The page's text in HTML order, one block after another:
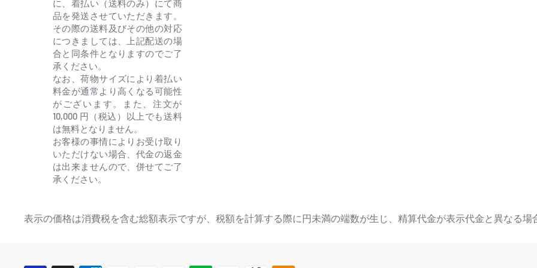
・2024年開催予定 Abyssmare出演イベント先行抽選申込券
※申込詳細は公式HPをご確認下さい。
・2024年5月25日(土)・26日(日)開催予定 D4DJ D4 FES. XROSS∞BEAT先行抽選
申込券
(有効期限：2024年1月22日(月)23:59まで)
【メーカー特典】
・B2告知ポスター
→配布は終了しました
※【通常盤】は特典付与の対象外となります。
※特典は予定枚数に達し次第、予告なく終了する場合がございます。ご注意
に、着払い（送料のみ）にて商
品を発送させていただきます。
その際の送料及びその他の対応
につきましては、上記配送の場
合と同条件となりますのでご了
承ください。
なお、荷物サイズにより着払い
料金が通常より高くなる可能性
がございます。また、注文が
10,000 円（税込）以上でも送料
は無料となりません。
お客様の事情によりお受け取り
いただけない場合、代金の返金
は出来ませんので、併せてご了
承ください。
表示の価格は消費税を含む総額表示ですが、税額を計算する際に円未満の端数が生じ、精算代金が表示代金と異なる場